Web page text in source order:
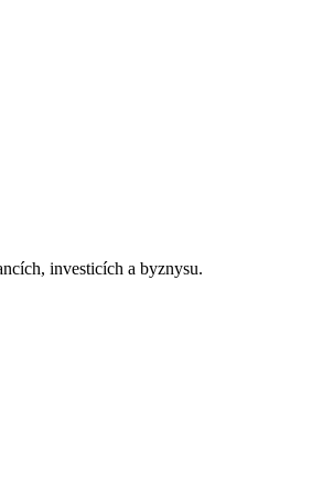
investicích a byznysu.